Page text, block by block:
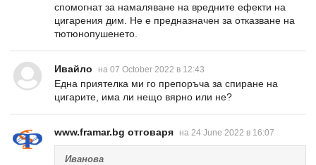
спомогнат за намаляване на вредните ефекти на
цигарения дим. Не е предназначен за отказване на
тютюнопушенето.
Ивайло на 07 October 2022 в 12:43
Една приятелка ми го препоръча за спиране на
цигарите, има ли нещо вярно или не?
www.framar.bg отговаря на 24 June 2022 в 16:07
Иванова